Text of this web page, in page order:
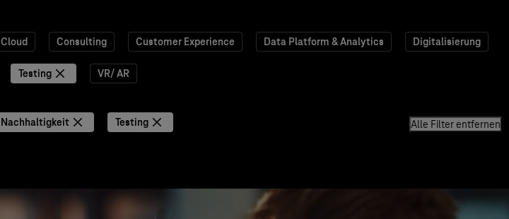
Cloud Consulting Customer Experience Data Platform & Analytics Digitalisierung
Testing VR/ AR
Nachhaltigkeit Testing Alle Filter entfernen